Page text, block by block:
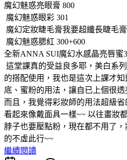
魔幻魅惑亮眼膏 800
魔幻魅惑眼彩 301
魔幻定妝睫毛膏我要超纖長睫毛膏
魔幻魅惑腮紅 300+600
全新ANNA SUI魔幻水感晶亮唇蜜
這堂課真的受益良多耶，美白系
的搭配使用，我也是這次上課才
底、蜜粉的用法，讓自已上個很透
而且，我覺得彩妝師的用法超級
看起來像戴面具一樣~~ 以往畫妝
脖子也要壓點粉，現在都不用了
的不虛此行~~
繼續閱讀